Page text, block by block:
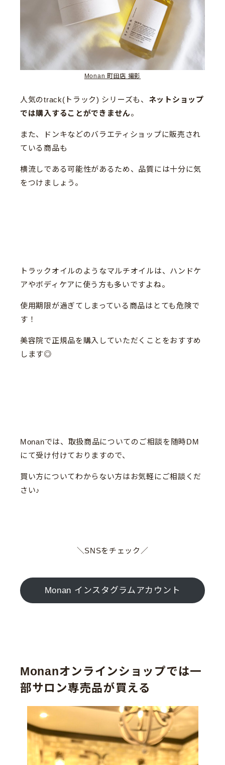
Monan 町田店 撮影
人気のtrack(トラック) シリーズも、 ネットショップ
では購入することができません。
また、ドンキなどのバラエティショップに販売され
ている商品も
横流しである可能性があるため、品質には十分に気
をつけましょう。
トラックオイルのようなマルチオイルは、ハンドケ
アやボディケアに使う方も多いですよね。
使用期限が過ぎてしまっている商品はとても危険で
す！
美容院で正規品を購入していただくことをおすすめ
します◎
Monanでは、取扱商品についてのご相談を随時DM
にて受け付けておりますので、
買い方についてわからない方はお気軽にご相談くだ
さい♪
＼SNSをチェック／
Monan インスタグラムアカウント
Monanオンラインショップでは一
部サロン専売品が買える